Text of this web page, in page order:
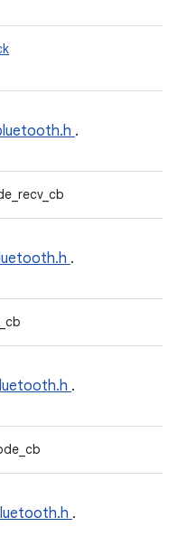
.
.
.
.